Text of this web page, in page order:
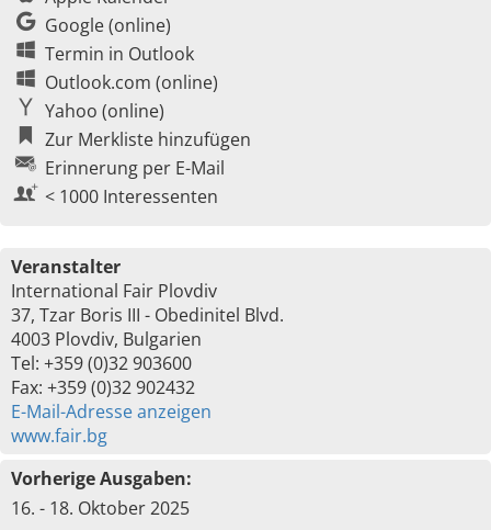
Google (online)
Termin in Outlook
Outlook.com (online)
Yahoo (online)
Zur Merkliste hinzufügen
Erinnerung per E-Mail
< 1000 Interessenten
Veranstalter
International Fair Plovdiv
37, Tzar Boris III - Obedinitel Blvd.
4003 Plovdiv, Bulgarien
Tel: +359 (0)32 903600
Fax: +359 (0)32 902432
E-Mail-Adresse anzeigen
www.fair.bg
Vorherige Ausgaben:
16. - 18. Oktober 2025